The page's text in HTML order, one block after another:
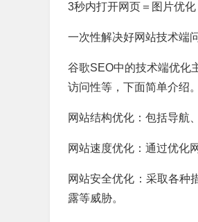
3秒内打开网页＝图片优
一次性解决好网站技术端
谷歌SEO中的技术端优化
访问性等，下面简单介绍。
网站结构优化：包括导航
网站速度优化：通过优化
网站安全优化：采取各种
露等威胁。